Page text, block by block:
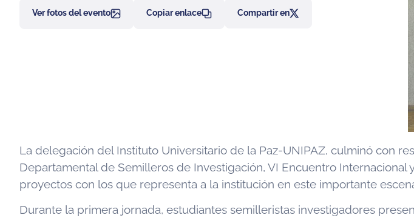
Ver fotos del evento Copiar enlace Compartir en
La delegación del Instituto Universitario de la Paz-UNIPAZ, culminó con
Departamental de Semilleros de Investigación, VI Encuentro Internacional
proyectos con los que representa a la institución en este importante
Durante la primera jornada, estudiantes semilleristas investigadores